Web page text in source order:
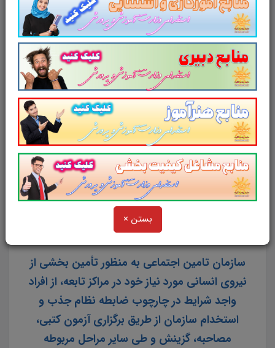
بستن ×
استخدامی سازمان تامین اجتماعی روی عنوانزیر
کلیک کنید
خرید منابع عمومی آزمون استخدامی
سازمان تامین اجتماعی سال 1403
نکته:
این منبع به صورت فشرده شده (زیپ) می باشد. لذا
برای برای باز شدن در گوشی نیاز به برنامه winrar دارد.
برای دانلود و نصب winrar بر روی آیکون زیر کلیک کنید.
سازمان تامین اجتماعی به منظور تأمین بخشی از
نیروی انسانی مورد نیاز خود در مراکز تابعه، از افراد
واجد شرایط در چارچوب ضابطه نظام جذب و
استخدام سازمان از طریق برگزاری آزمون کتبی،
مصاحبه، گزینش و طی سایر مراحل مربوطه